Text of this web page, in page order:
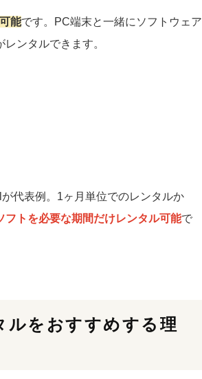
能です。PC端末と一緒にソフトウェア
ンタルできます。
代表例。1ヶ月単位でのレンタルか
フトを必要な期間だけレンタル可能で
ルをおすすめする理